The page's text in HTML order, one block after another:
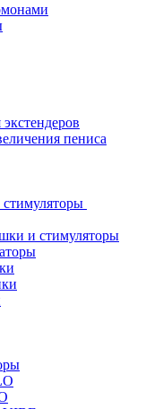
пениса
и стимуляторы